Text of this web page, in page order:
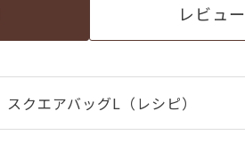
レビュー
スクエアバッグL（レシピ）